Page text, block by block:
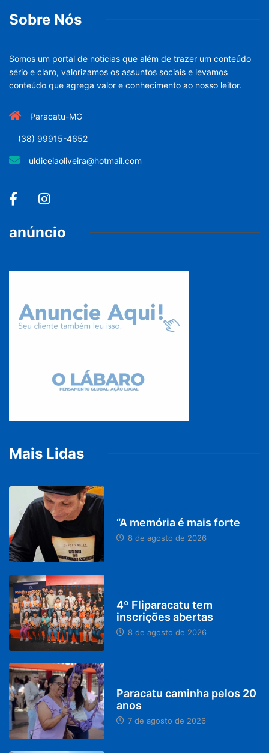
Sobre Nós
Somos um portal de noticias que além de trazer um conteúdo
sério e claro, valorizamos os assuntos sociais e levamos
conteúdo que agrega valor e conhecimento ao nosso leitor.
Paracatu-MG
(38) 99915-4652
uldiceiaoliveira@hotmail.com
anúncio
Mais Lidas
“A memória é mais forte
8 de agosto de 2026
4º Fliparacatu tem
inscrições abertas
8 de agosto de 2026
Paracatu caminha pelos 20
anos
7 de agosto de 2026